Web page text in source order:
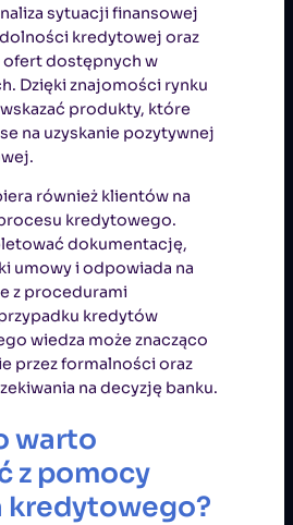
sytuacji finansowej
kredytowej oraz
dostępnych w
Dzięki znajomości rynku
produkty, które
na uzyskanie pozytywnej
również klientów na
kredytowego.
dokumentację,
umowy i odpowiada na
z procedurami
kredytów
wiedza może znacząco
przez formalności oraz
na decyzję banku.
warto
z pomocy
kredytowego?